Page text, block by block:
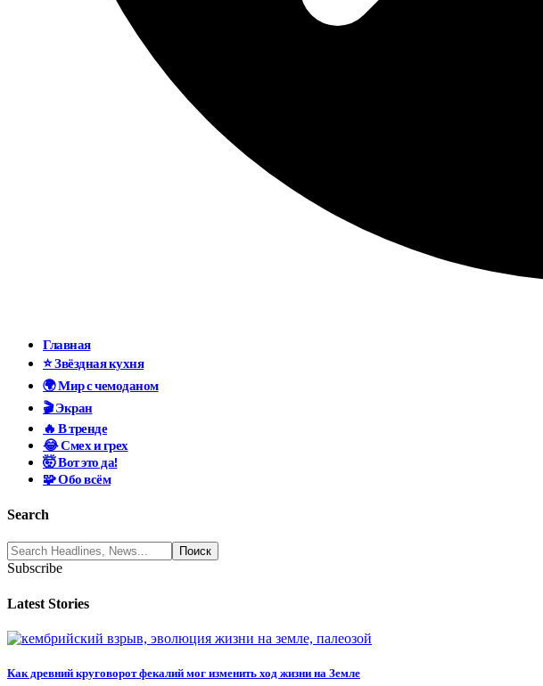
Главная
⭐ Звёздная кухня
🌍 Мир с чемоданом
🎬 Экран
🔥 В тренде
😂 Смех и грех
🤯 Вот это да!
🧩 Обо всём
Search
Subscribe
Latest Stories
Как древний круговорот фекалий мог изменить ход жизни на Земле